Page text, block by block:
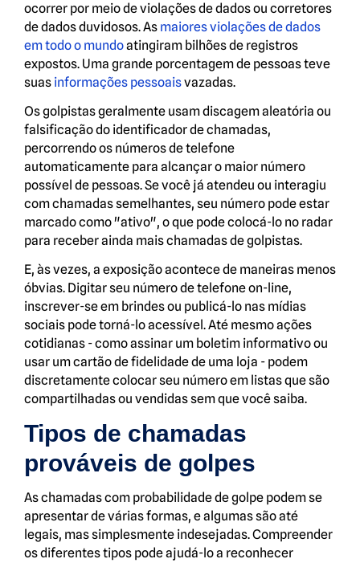
ocorrer por meio de violações de dados ou corretores
de dados duvidosos. As maiores violações de dados
em todo o mundoatingiram bilhões de registros
expostos. Uma grande porcentagem de pessoas teve
suas informações pessoaisvazadas.
Os golpistas geralmente usam discagem aleatória ou
falsificação do identificador de chamadas,
percorrendo os números de telefone
automaticamente para alcançar o maior número
possível de pessoas. Se você já atendeu ou interagiu
com chamadas semelhantes, seu número pode estar
marcado como "ativo", o que pode colocá-lo no radar
para receber ainda mais chamadas de golpistas.
E, às vezes, a exposição acontece de maneiras menos
óbvias. Digitar seu número de telefone on-line,
inscrever-se em brindes ou publicá-lo nas mídias
sociais pode torná-lo acessível. Até mesmo ações
cotidianas - como assinar um boletim informativo ou
usar um cartão de fidelidade de uma loja - podem
discretamente colocar seu número em listas que são
compartilhadas ou vendidas sem que você saiba.
Tipos de chamadas
prováveis de golpes
As chamadas com probabilidade de golpe podem se
apresentar de várias formas, e algumas são até
legais, mas simplesmente indesejadas. Compreender
os diferentes tipos pode ajudá-lo a reconhecer